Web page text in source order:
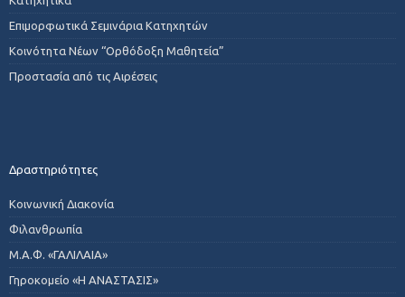
Επιμορφωτικά Σεμινάρια Κατηχητών
Κοινότητα Νέων “Ορθόδοξη Μαθητεία”
Προστασία από τις Αιρέσεις
Δραστηριότητες
Κοινωνική Διακονία
Φιλανθρωπία
Μ.Α.Φ. «ΓΑΛΙΛΑΙΑ»
Γηροκομείο «Η ΑΝΑΣΤΑΣΙΣ»